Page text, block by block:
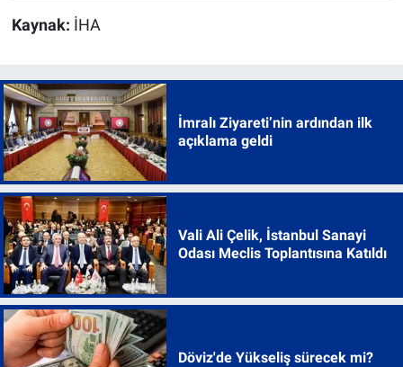
Kaynak: İHA
İmralı Ziyareti’nin ardından ilk
açıklama geldi
Vali Ali Çelik, İstanbul Sanayi
Odası Meclis Toplantısına Katıldı
Döviz'de Yükseliş sürecek mi?